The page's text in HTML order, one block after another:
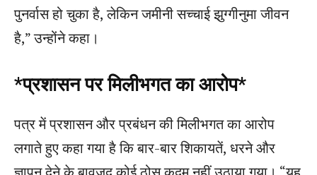
पुनर्वास हो चुका है, लेकिन जमीनी सच्चाई झुग्गीनुमा जीवन
है,” उन्होंने कहा।
*प्रशासन पर मिलीभगत का आरोप*
पत्र में प्रशासन और प्रबंधन की मिलीभगत का आरोप
लगाते हुए कहा गया है कि बार-बार शिकायतें, धरने और